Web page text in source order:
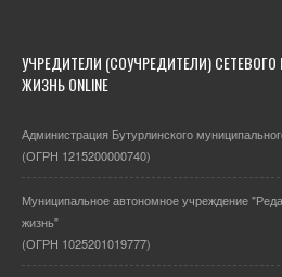
УЧРЕДИТЕЛИ (СОУЧРЕДИТЕЛИ)
ЖИЗНЬ ONLINE
Администрация Бутурлинского
(ОГРН 1215200000740)
Муниципальное автономное учреждение
жизнь"
(ОГРН 1025201019777)